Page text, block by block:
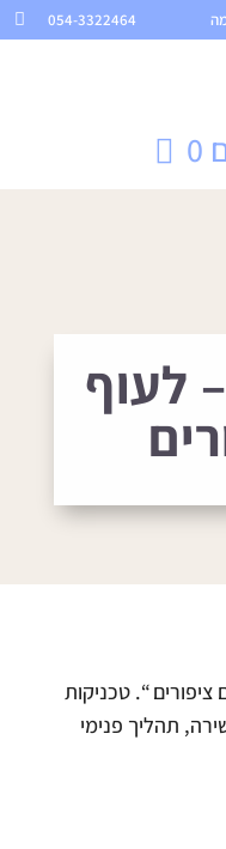
 054-3322464
לעוף
“. טכניקות
תהליך פנימי